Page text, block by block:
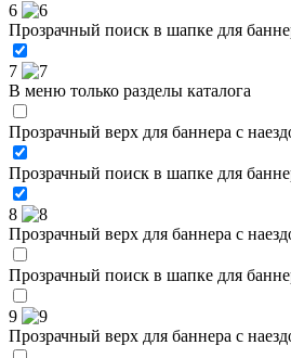
6
Прозрачный поиск в шапке для
7
В меню только разделы каталога
Прозрачный верх для баннера с
Прозрачный поиск в шапке для
8
Прозрачный верх для баннера с
Прозрачный поиск в шапке для
9
Прозрачный верх для баннера с